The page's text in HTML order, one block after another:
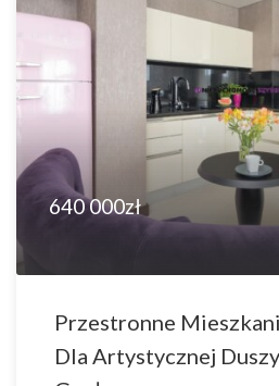
640 000zł
Przestronne
Dla Artystycznej